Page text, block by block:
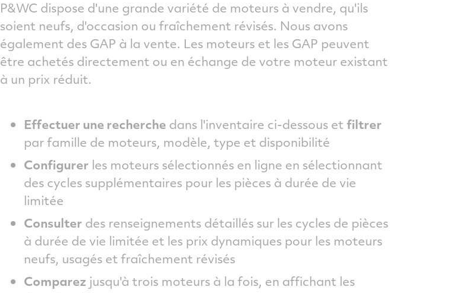
P&WC dispose d'une grande variété de moteurs à vendre, qu'ils
soient neufs, d'occasion ou fraîchement révisés. Nous avons
également des GAP à la vente. Les moteurs et les GAP peuvent
être achetés directement ou en échange de votre moteur existant
à un prix réduit.
Effectuer une recherche dans l'inventaire ci-dessous etfiltrer
par famille de moteurs, modèle, type et disponibilité
Configurer les moteurs sélectionnés en ligne en sélectionnant
des cycles supplémentaires pour les pièces à durée de vie
limitée
Consulter des renseignements détaillés sur les cycles de pièces
à durée de vie limitée et les prix dynamiques pour les moteurs
neufs, usagés et fraîchement révisés
Comparez jusqu'à trois moteurs à la fois, en affichant les